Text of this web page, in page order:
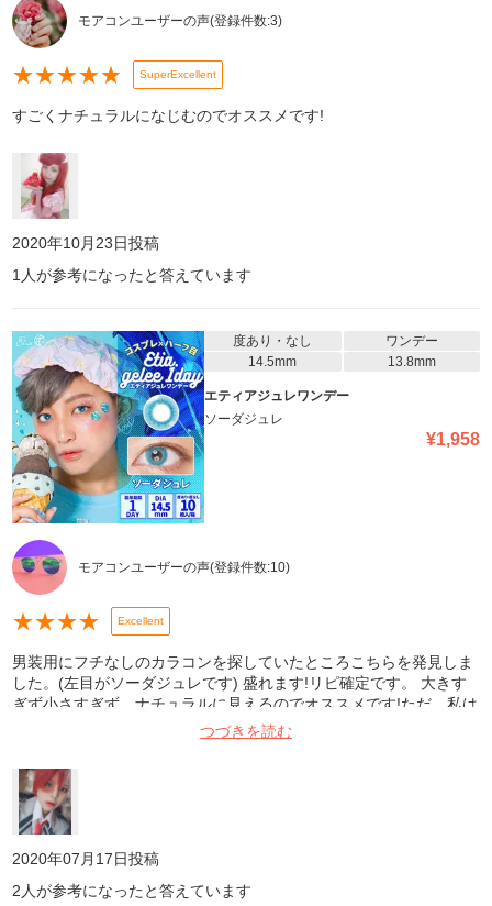
モアコンユーザーの声(登録件数:3)
★★★★★ SuperExcellent
すごくナチュラルになじむのでオススメです!
2020年10月23日投稿
1 人が参考になったと答えています
度あり・なし
ワンデー
14.5mm
13.8mm
エティアジュレワンデー
ソーダジュレ
¥1,958
モアコンユーザーの声(登録件数:10)
★★★★ Excellent
男装用にフチなしのカラコンを探していたところこちらを発見しま
した。(左目がソーダジュレです) 盛れます!リピ確定です。 大きす
ぎず小さすぎず、ナチュラルに見えるのでオススメです!ただ、私は
目が乾燥してしまい長時間は付けられませんでした(><)
つづきを読む
2020年07月17日投稿
2 人が参考になったと答えています